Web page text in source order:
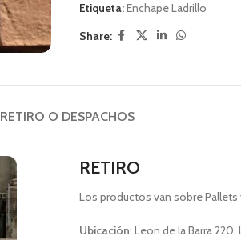
Etiqueta:Enchape Ladrillo
Share:
RETIRO O DESPACHOS
RETIRO
Los productos van sobre
Ubicación: Leon de la Barra 220,